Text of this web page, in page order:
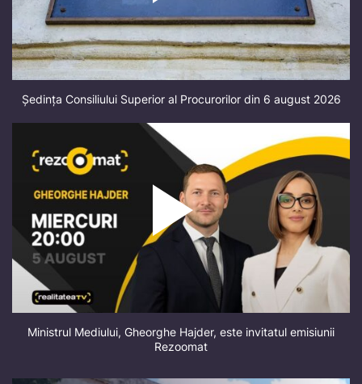
Ședința Consiliului Superior al Procurorilor din 6 august 2026
Ministrul Mediului, Gheorghe Hajder, este invitatul emisiunii
Rezoomat